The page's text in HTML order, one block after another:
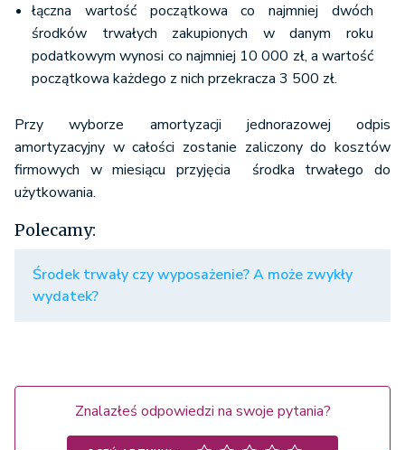
łączna wartość początkowa co najmniej dwóch
środków trwałych zakupionych w danym roku
podatkowym wynosi co najmniej 10 000 zł, a wartość
początkowa każdego z nich przekracza 3 500 zł.
Przy wyborze amortyzacji jednorazowej odpis
amortyzacyjny w całości zostanie zaliczony do kosztów
firmowych w miesiącu przyjęcia środka trwałego do
użytkowania.
Polecamy:
Środek trwały czy wyposażenie? A może zwykły
wydatek?
Znalazłeś odpowiedzi na swoje pytania?